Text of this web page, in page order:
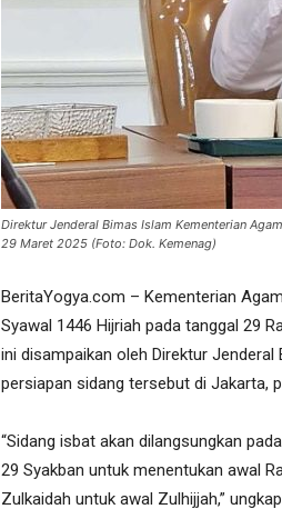
Direktur Jenderal Bimas Islam Kementerian
29 Maret 2025 (Foto: Dok. Kemenag)
BeritaYogya.com – Kementerian
Syawal 1446 Hijriah pada tanggal 29
ini disampaikan oleh Direktur
persiapan sidang tersebut di Jakarta,
“Sidang isbat akan dilangsungkan
29 Syakban untuk menentukan awal
Zulkaidah untuk awal Zulhijjah,”